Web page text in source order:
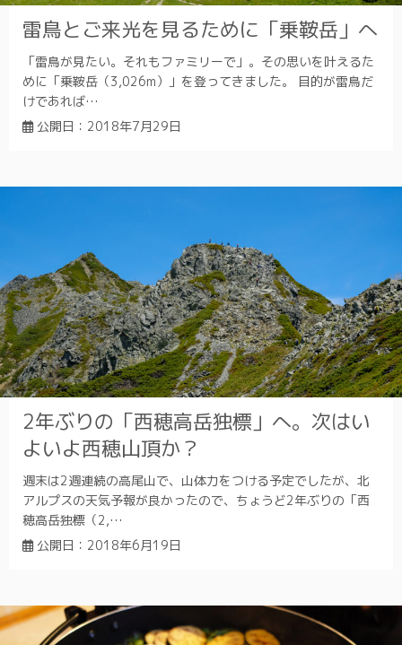
雷鳥とご来光を見るために「乗鞍岳」へ
「雷鳥が見たい。それもファミリーで」。その思いを叶えるた
めに「乗鞍岳（3,026m）」を登ってきました。 目的が雷鳥だ
けであれば…
公開日： 2018年7月29日
2年ぶりの「西穂高岳独標」へ。次はい
よいよ西穂山頂か？
週末は2週連続の高尾山で、山体力をつける予定でしたが、北
アルプスの天気予報が良かったので、ちょうど2年ぶりの「西
穂高岳独標（2,…
公開日： 2018年6月19日